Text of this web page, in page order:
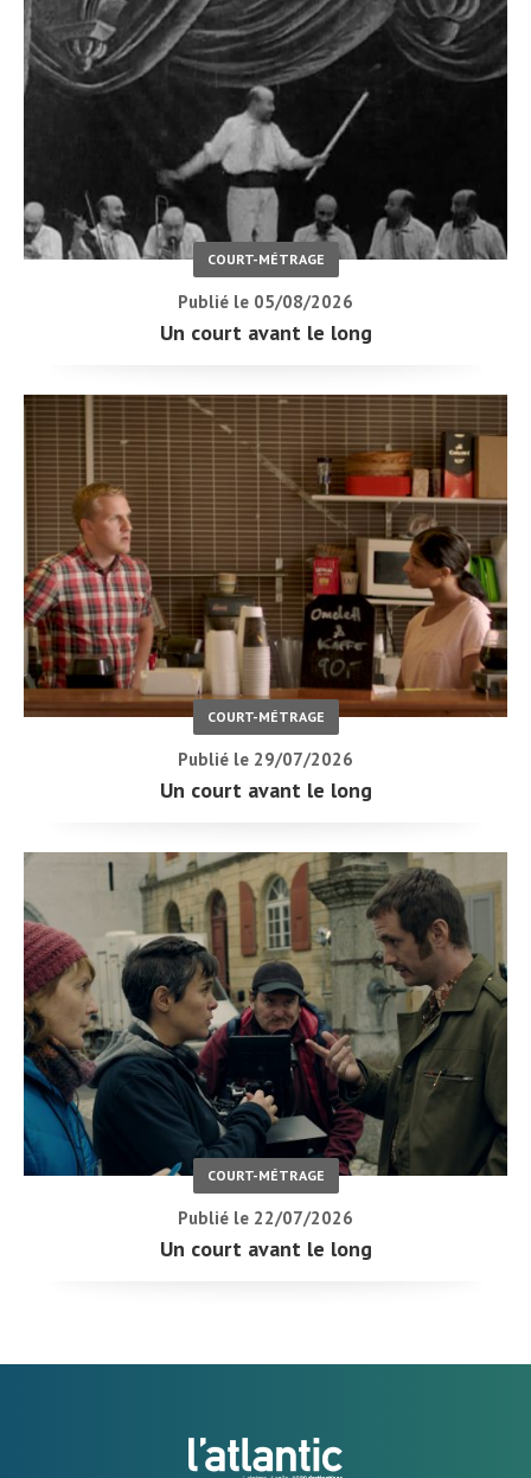
COURT-MÉTRAGE
Publié le 05/08/2026
Un court avant le long
COURT-MÉTRAGE
Publié le 29/07/2026
Un court avant le long
COURT-MÉTRAGE
Publié le 22/07/2026
Un court avant le long